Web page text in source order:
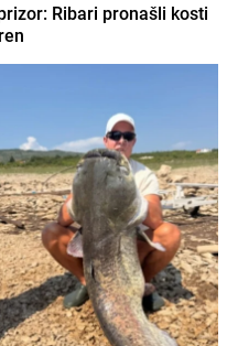
Ribari pronašli kosti